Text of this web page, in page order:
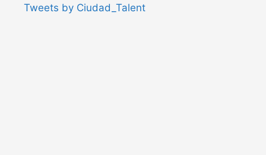
Tweets by Ciudad_Talent